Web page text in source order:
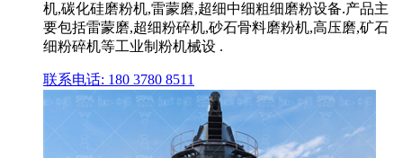
机,碳化硅磨粉机,雷蒙磨,超细中细粗细磨粉设备.产品主
要包括雷蒙磨,超细粉碎机,砂石骨料磨粉机,高压磨,矿石
细粉碎机等工业制粉机械设 .
联系电话: 180 3780 8511